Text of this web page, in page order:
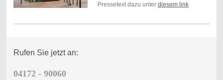
Pressetext dazu unter diesem link
Rufen Sie jetzt an:
04172 - 90060